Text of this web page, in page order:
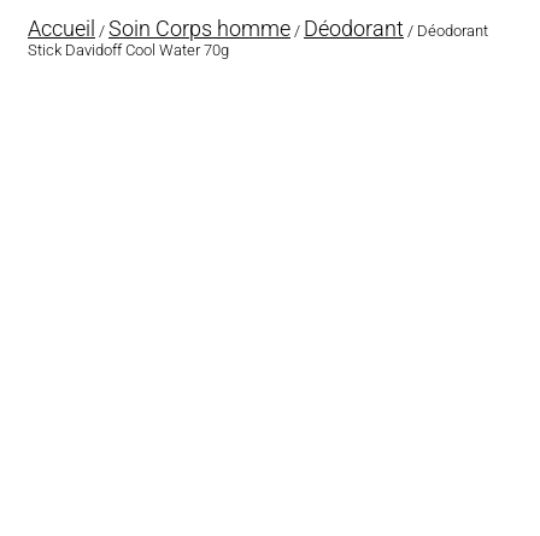
Accueil / Soin Corps homme / Déodorant / Déodorant
Stick Davidoff Cool Water 70g